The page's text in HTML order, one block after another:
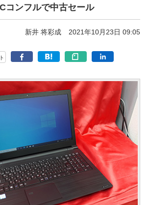
コンフルで中古セール
新井 将彩成 2021年10月23日 09:05